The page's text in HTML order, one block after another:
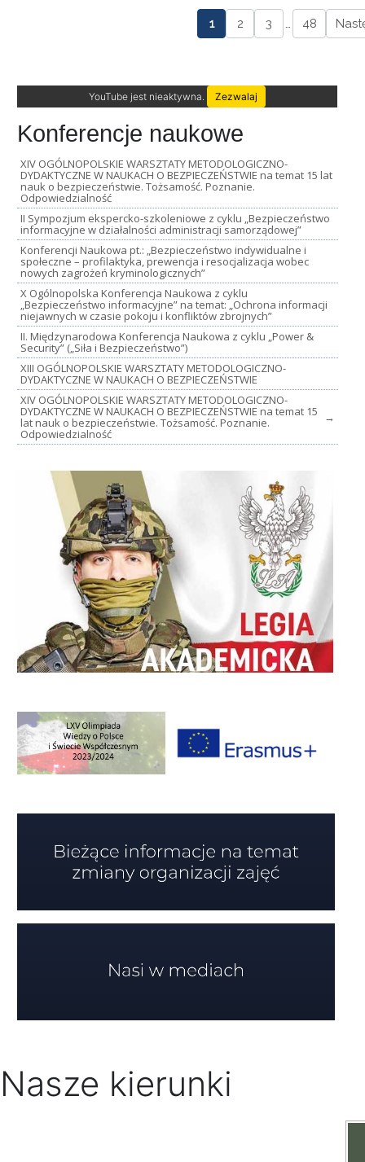
1 2 3 … 48
YouTube jest nieaktywna. Zezwalaj
Konferencje naukowe
XIV OGÓLNOPOLSKIE WARSZTATY METODOLOGICZNO-
DYDAKTYCZNE W NAUKACH O BEZPIECZEŃSTWIE na temat 15 lat
nauk o bezpieczeństwie. Tożsamość. Poznanie.
Odpowiedzialność
II Sympozjum ekspercko-szkoleniowe z cyklu „Bezpieczeństwo
informacyjne w działalności administracji samorządowej”
Konferencji Naukowa pt.: „Bezpieczeństwo indywidualne i
społeczne – profilaktyka, prewencja i resocjalizacja wobec
nowych zagrożeń kryminologicznych”
X Ogólnopolska Konferencja Naukowa z cyklu
„Bezpieczeństwo informacyjne” na temat: „Ochrona informacji
niejawnych w czasie pokoju i konfliktów zbrojnych”
II. Międzynarodowa Konferencja Naukowa z cyklu „Power &
Security” („Siła i Bezpieczeństwo”)
XIII OGÓLNOPOLSKIE WARSZTATY METODOLOGICZNO-
DYDAKTYCZNE W NAUKACH O BEZPIECZEŃSTWIE
XIV OGÓLNOPOLSKIE WARSZTATY METODOLOGICZNO-
DYDAKTYCZNE W NAUKACH O BEZPIECZEŃSTWIE na temat 15
lat nauk o bezpieczeństwie. Tożsamość. Poznanie.
Odpowiedzialność
→
Nasze kierunki